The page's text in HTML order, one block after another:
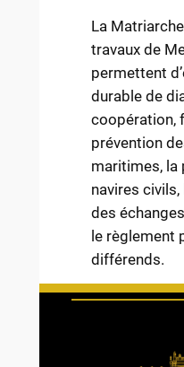
La
travaux de
permettent
durable de
coopération,
prévention
maritimes, la
navires
des
le règlement
différends.